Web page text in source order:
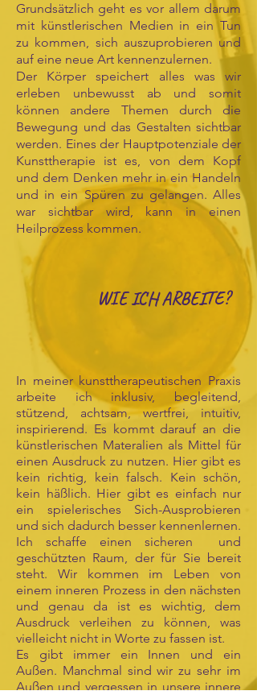
Grundsätzlich geht es vor allem darum
mit künstlerischen Medien in ein Tun
zu kommen, sich auszuprobieren und
auf eine neue Art kennenzulernen.
Der Körper speichert alles was wir
erleben unbewusst ab und somit
können andere Themen durch die
Bewegung und das Gestalten sichtbar
werden. Eines der Hauptpotenziale der
Kunsttherapie ist es, von dem Kopf
und dem Denken mehr in ein Handeln
und in ein Spüren zu gelangen. Alles
war sichtbar wird, kann in einen
Heilprozess kommen.
WIE ICH ARBEITE?
In meiner kunsttherapeutischen Praxis
arbeite ich inklusiv, begleitend,
stützend, achtsam, wertfrei, intuitiv,
inspirierend. Es kommt darauf an die
künstlerischen Materalien als Mittel für
einen Ausdruck zu nutzen. Hier gibt es
kein richtig, kein falsch. Kein schön,
kein häßlich. Hier gibt es einfach nur
ein spielerisches Sich-Ausprobieren
und sich dadurch besser kennenlernen.
Ich schaffe einen sicheren und
geschützten Raum, der für Sie bereit
steht. Wir kommen im Leben von
einem inneren Prozess in den nächsten
und genau da ist es wichtig, dem
Ausdruck verleihen zu können, was
vielleicht nicht in Worte zu fassen ist.
Es gibt immer ein Innen und ein
Außen. Manchmal sind wir zu sehr im
Außen und vergessen in unsere innere